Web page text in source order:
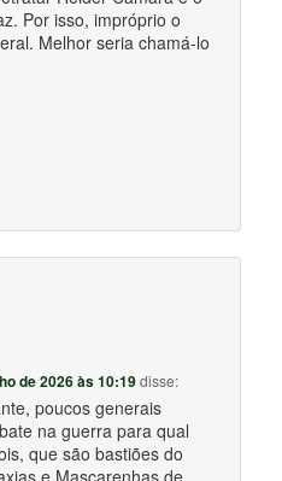
Por isso, impróprio o
Melhor seria chamá-lo
de 2026 às 10:19disse:
poucos generais
na guerra para qual
que são bastiões do